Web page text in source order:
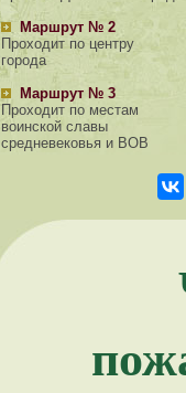
Маршрут № 2
Проходит по центру
города
Маршрут № 3
Проходит по местам
воинской славы
средневековья и ВОВ